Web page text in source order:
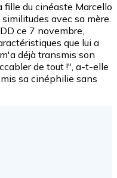
fille du cinéaste Marcello
avec sa mère.
ce 7 novembre,
que lui a
déjà transmis son
de tout !", a-t-elle
sa cinéphilie sans